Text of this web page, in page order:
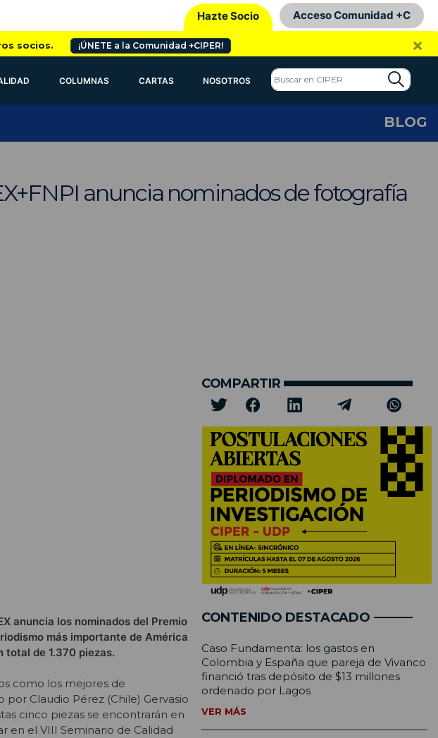
Hazte Socio Acceso Comunidad +C
socios. ¡ÚNETE a la Comunidad +CIPER! ×
COLUMNAS CARTAS NOSOTROS
BLOG
anuncia nominados de fotografía
anuncia los nominados del Premio
más importante de América
de 1.370 piezas.
como los mejores de
Claudio Pérez (Chile) Gervasio
cinco piezas se encontrarán en
en el VIII Seminario de Calidad
COMPARTIR
CONTENIDO DESTACADO
Caso Fundamenta: los gastos en
Colombia y España que pareja de Vivanco
financió tras depósito de $13 millones
ordenado por Lagos
VER MÁS